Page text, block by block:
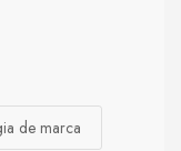
de marca